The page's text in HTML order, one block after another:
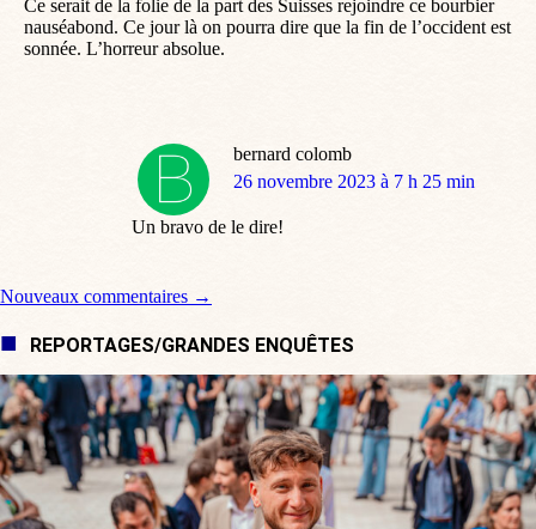
Ce serait de la folie de la part des Suisses rejoindre ce bourbier
nauséabond. Ce jour là on pourra dire que la fin de l’occident est
sonnée. L’horreur absolue.
bernard colomb
dit
26 novembre 2023 à 7 h 25 min
Un bravo de le dire!
Navigation de commentaire
Nouveaux commentaires →
REPORTAGES/GRANDES ENQUÊTES